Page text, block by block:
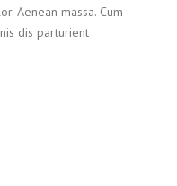
Aenean massa. Cum
dis parturient